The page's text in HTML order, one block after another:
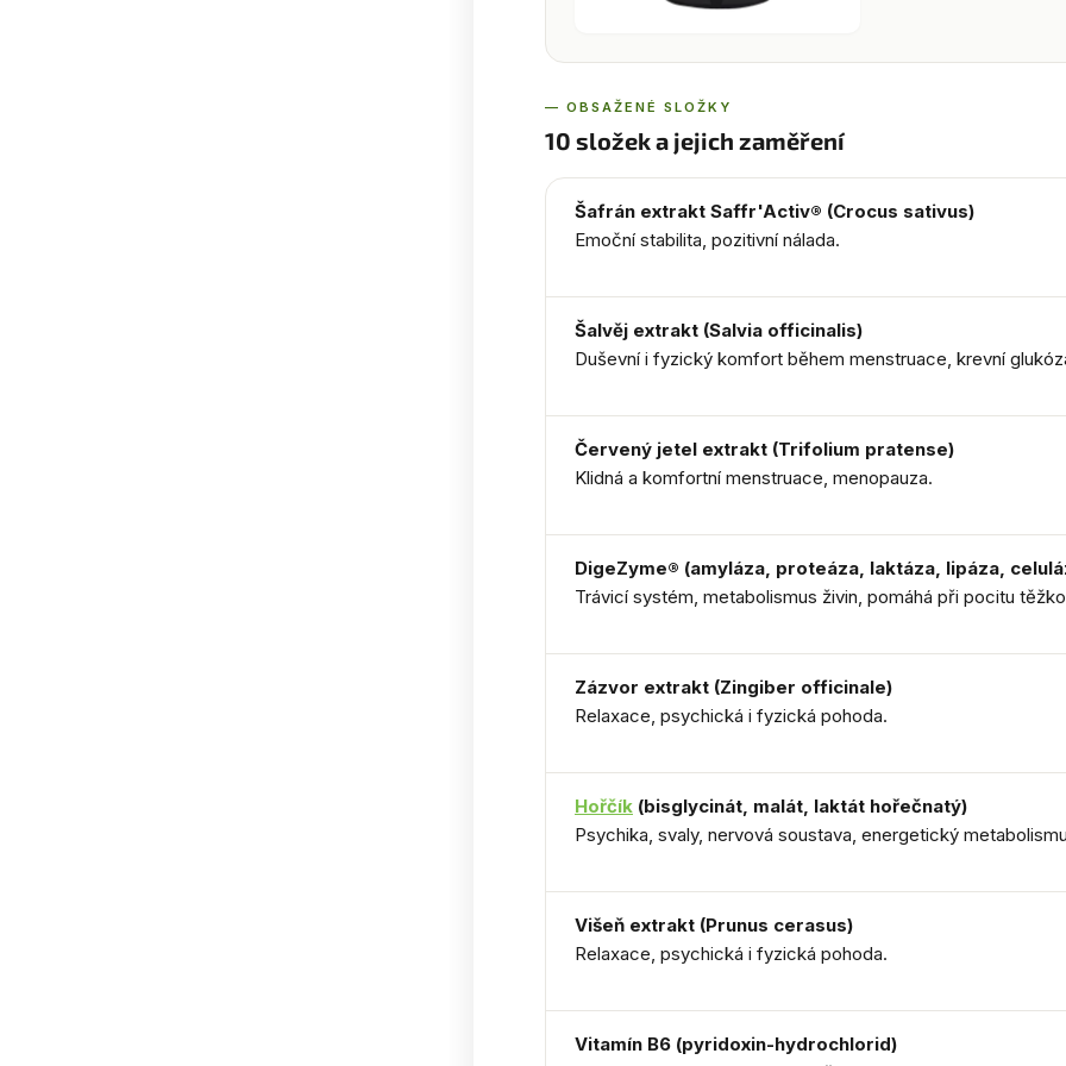
— OBSAŽENÉ SLOŽKY
10 složek a jejich zaměření
Šafrán extrakt Saffr'Activ® (Crocus sativus)
Emoční stabilita, pozitivní nálada.
Šalvěj extrakt (Salvia officinalis)
Duševní i fyzický komfort během menstruace, krevní
Červený jetel extrakt (Trifolium pratense)
Klidná a komfortní menstruace, menopauza.
DigeZyme® (amyláza, proteáza, laktáza, lipáza,
Trávicí systém, metabolismus živin, pomáhá při pocitu
Zázvor extrakt (Zingiber officinale)
Relaxace, psychická i fyzická pohoda.
Hořčík (bisglycinát, malát, laktát hořečnatý)
Psychika, svaly, nervová soustava, energetický
Višeň extrakt (Prunus cerasus)
Relaxace, psychická i fyzická pohoda.
Vitamín B6 (pyridoxin-hydrochlorid)